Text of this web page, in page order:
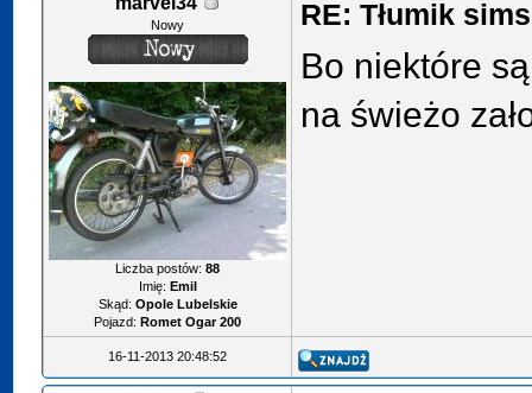
Nowy
Liczba postów:88
Imię: Emil
Skąd: Opole Lubelskie
Pojazd: Romet Ogar 200
RE: Tłumik
Bo niektóre
na świeżo
16-11-2013 20:48:52